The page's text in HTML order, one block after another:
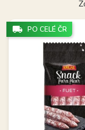
local_shipping PO CELÉ ČR